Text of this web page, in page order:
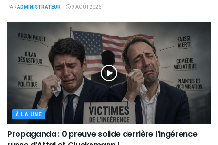
PARADMINISTRATEUR 9 AOÛT 2026
À LA UNE
Propaganda : 0 preuve solide derrière l’ingérence